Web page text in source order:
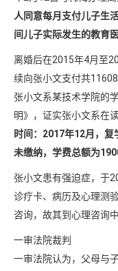
人同意每月支付儿子生
间儿子实际发生的教育
离婚后在2015年4月至
续向张小文支付共
张小文系某技术学院的
明》，证实张小文系在读
时间：2017年12月，
未缴纳，学费总额为
张小文患有强迫症，于
诊疗卡、病历及心理测
咨询，故其到心理咨询
一审法院裁判
一审法院认为，父母与